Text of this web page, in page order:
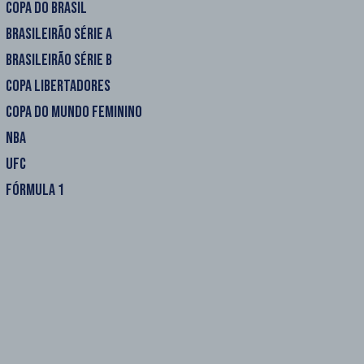
COPA DO BRASIL
BRASILEIRÃO SÉRIE A
BRASILEIRÃO SÉRIE B
COPA LIBERTADORES
COPA DO MUNDO FEMININO
NBA
UFC
FÓRMULA 1